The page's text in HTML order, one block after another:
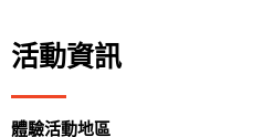
活動資訊
體驗活動地區